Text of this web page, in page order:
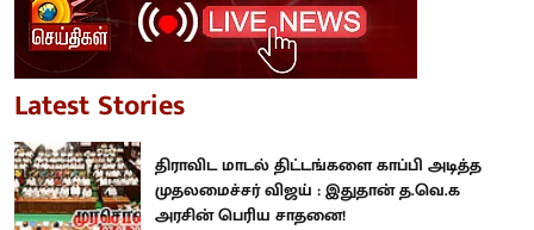
Latest Stories
திராவிட மாடல் திட்டங்களை காப்பி அடித்த
முதலமைச்சர் விஜய் : இதுதான் த.வெ.க
அரசின் பெரிய சாதனை!